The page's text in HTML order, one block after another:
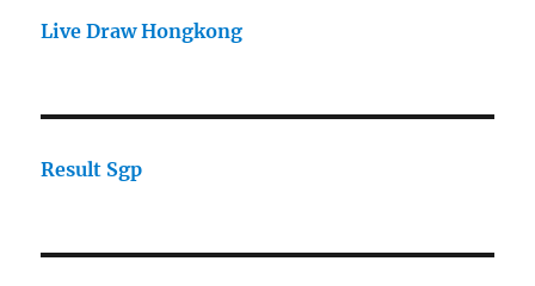
Live Draw Hongkong
Result Sgp